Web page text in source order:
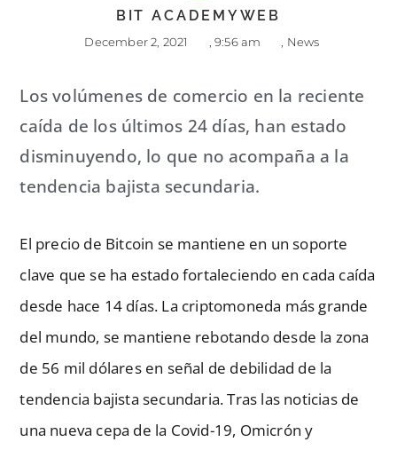
BIT ACADEMYWEB
December 2, 2021 9:56 am News
Los volúmenes de comercio en la reciente
caída de los últimos 24 días, han estado
disminuyendo, lo que no acompaña a la
tendencia bajista secundaria.
El precio de Bitcoin se mantiene en un soporte
clave que se ha estado fortaleciendo en cada caída
desde hace 14 días. La criptomoneda más grande
del mundo, se mantiene rebotando desde la zona
de 56 mil dólares en señal de debilidad de la
tendencia bajista secundaria. Tras las noticias de
una nueva cepa de la Covid-19, Omicrón y